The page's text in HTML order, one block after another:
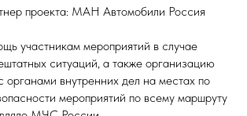
проекта: МАН Автомобили Россия
участникам мероприятий в случае
ситуаций, а также организацию
органами внутренних дел на местах по
мероприятий по всему маршруту